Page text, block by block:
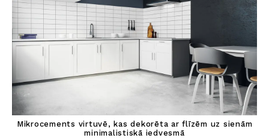
Mikrocements virtuvē, kas dekorēta ar flīzēm uz sienām
minimalistiskā iedvesmā